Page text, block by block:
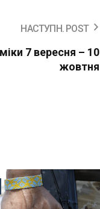
НАСТУПН. POST
7 вересня – 10
жовтня